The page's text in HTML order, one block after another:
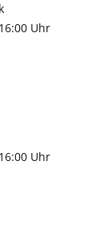
unter Teck
Uhr
Uhr